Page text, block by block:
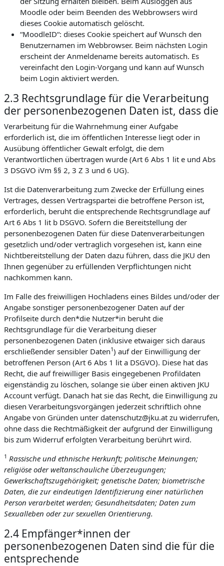
Moodle oder beim Beenden des Webbrowsers wird
dieses Cookie automatisch gelöscht.
“MoodleID“: dieses Cookie speichert auf Wunsch den
Benutzernamen im Webbrowser. Beim nächsten Login
erscheint der Anmeldename bereits automatisch. Es
vereinfacht den Login-Vorgang und kann auf Wunsch
beim Login aktiviert werden.
2.3 Rechtsgrundlage für die Verarbeitung
der personenbezogenen Daten ist, dass die
Verarbeitung für die Wahrnehmung einer Aufgabe
erforderlich ist, die im öffentlichen Interesse liegt oder in
Ausübung öffentlicher Gewalt erfolgt, die dem
Verantwortlichen übertragen wurde (Art 6 Abs 1 lit e und Abs
3 DSGVO iVm §§ 2, 3 Z 3 und 6 UG).
Ist die Datenverarbeitung zum Zwecke der Erfüllung eines
Vertrages, dessen Vertragspartei die betroffene Person ist,
erforderlich, beruht die entsprechende Rechtsgrundlage auf
Art 6 Abs 1 lit b DSGVO. Sofern die Bereitstellung der
personenbezogenen Daten für diese Datenverarbeitungen
gesetzlich und/oder vertraglich vorgesehen ist, kann eine
Nichtbereitstellung der Daten dazu führen, dass die JKU den
Ihnen gegenüber zu erfüllenden Verpflichtungen nicht
nachkommen kann.
Im Falle des freiwilligen Hochladens eines Bildes und/oder der
Angabe sonstiger personenbezogener Daten auf der
Profilseite durch den*die Nutzer*in beruht die
Rechtsgrundlage für die Verarbeitung dieser
personenbezogenen Daten (inklusive etwaiger sich daraus
erschließender sensibler Daten1) auf der Einwilligung der
betroffenen Person (Art 6 Abs 1 lit a DSGVO). Diese hat das
Recht, die auf freiwilliger Basis eingegebenen Profildaten
eigenständig zu löschen, solange sie über einen aktiven JKU
Account verfügt. Danach hat sie das Recht, die Einwilligung zu
diesen Verarbeitungsvorgängen jederzeit schriftlich ohne
Angabe von Gründen unter datenschutz@jku.at zu widerrufen,
ohne dass die Rechtmäßigkeit der aufgrund der Einwilligung
bis zum Widerruf erfolgten Verarbeitung berührt wird.
1 Rassische und ethnische Herkunft; politische Meinungen;
religiöse oder weltanschauliche Überzeugungen;
Gewerkschaftszugehörigkeit; genetische Daten; biometrische
Daten, die zur eindeutigen Identifizierung einer natürlichen
Person verarbeitet werden; Gesundheitsdaten; Daten zum
Sexualleben oder zur sexuellen Orientierung.
2.4 Empfänger*innen der
personenbezogenen Daten sind die für die
entsprechende